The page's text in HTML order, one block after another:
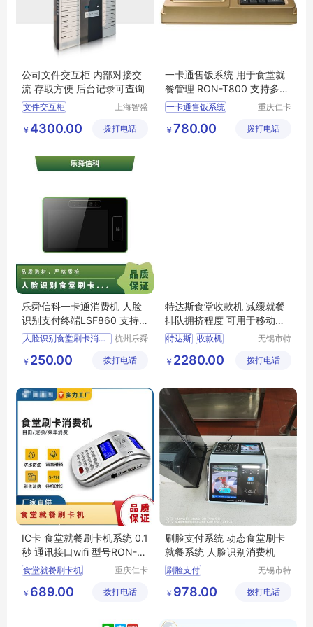
公司文件交互柜 内部对接交
流 存取方便 后台记录可查询
文件交互柜
上海智盛
制品有限
￥ 4300.00 拨打电话
一卡通售饭系统 用于食堂就
餐管理 RON-T800 支持多模
式扣费 数据准确
一卡通售饭系统
RON T800
重庆仁卡
公司
￥ 780.00 拨打电话
乐舜信科一卡通消费机 人脸
识别支付终端LSF860 支持
定制
人脸识别食堂刷卡消费机
杭州乐舜
有限公司
￥ 250.00 拨打电话
特达斯食堂收款机 减缓就餐
排队拥挤程度 可用于移动支
付系统
特达斯 收款机
消费系统
无锡市特
科技有限
￥ 2280.00 拨打电话
IC卡 食堂就餐刷卡机系统 0.1
秒 通讯接口wifi 型号RON-W
IFI 按金额
食堂就餐刷卡机
重庆仁卡
公司
￥ 689.00 拨打电话
刷脸支付系统 动态食堂刷卡
就餐系统 人脸识别消费机
刷脸支付
就餐系统 人脸识别
无锡市特
科技有限
￥ 978.00 拨打电话